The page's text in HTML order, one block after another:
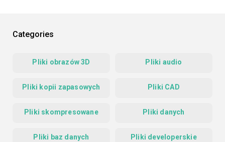
Categories
Pliki obrazów 3D Pliki audio
Pliki kopii zapasowych Pliki CAD
Pliki skompresowane Pliki danych
Pliki baz danych Pliki developerskie